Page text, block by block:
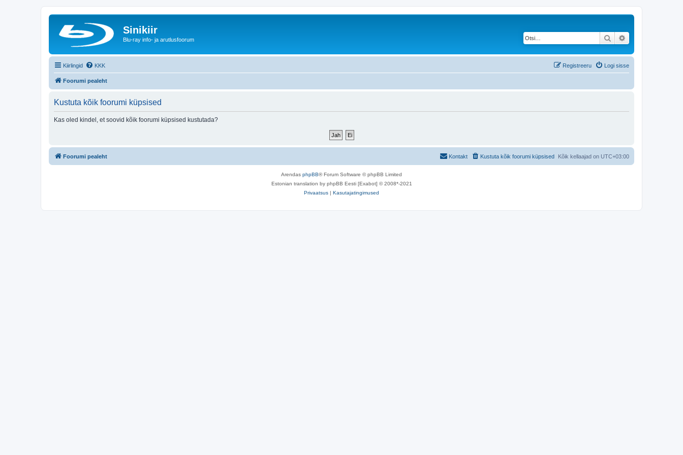
Sinikiir
Blu-ray info- ja arutlusfoorum Otsi
Kiirlingid KKK Logi sisse
Registreeru
Foorumi pealeht
Kustuta kõik foorumi küpsised
Kas oled kindel, et soovid kõik foorumi küpsised kustutada?
Foorumi pealeht Kõik kellaajad on UTC+03:00
Kustuta kõik foorumi küpsised
Kontakt
Arendas phpBB® Forum Software © phpBB Limited
Estonian translation by phpBB Eesti [Exabot] © 2008*-2021
Privaatsus | Kasutajatingimused